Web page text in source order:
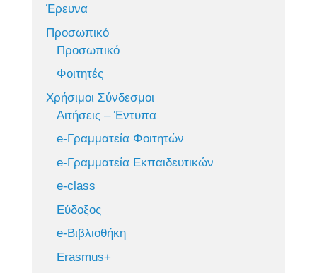
Έρευνα
Προσωπικό
Προσωπικό
Φοιτητές
Χρήσιμοι Σύνδεσμοι
Αιτήσεις – Έντυπα
e-Γραμματεία Φοιτητών
e-Γραμματεία Εκπαιδευτικών
e-class
Εύδοξος
e-Βιβλιοθήκη
Erasmus+